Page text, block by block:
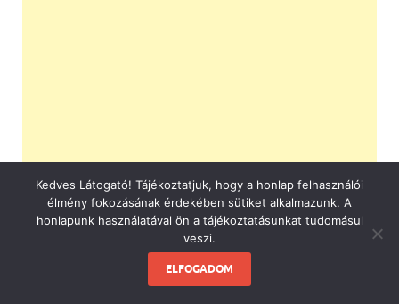
Kedves Látogató! Tájékoztatjuk, hogy a honlap felhasználói
élmény fokozásának érdekében sütiket alkalmazunk. A
honlapunk használatával ön a tájékoztatásunkat tudomásul
veszi.
ELFOGADOM